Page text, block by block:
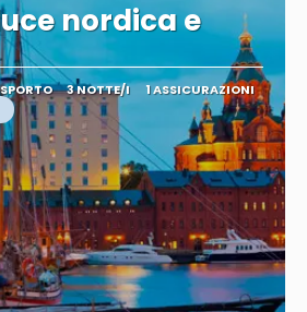
nordica e
3 NOTTE/I 1 ASSICURAZIONI